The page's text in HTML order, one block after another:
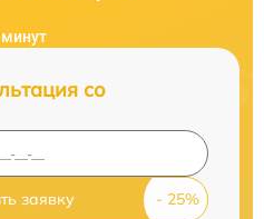
минут
со
заявку